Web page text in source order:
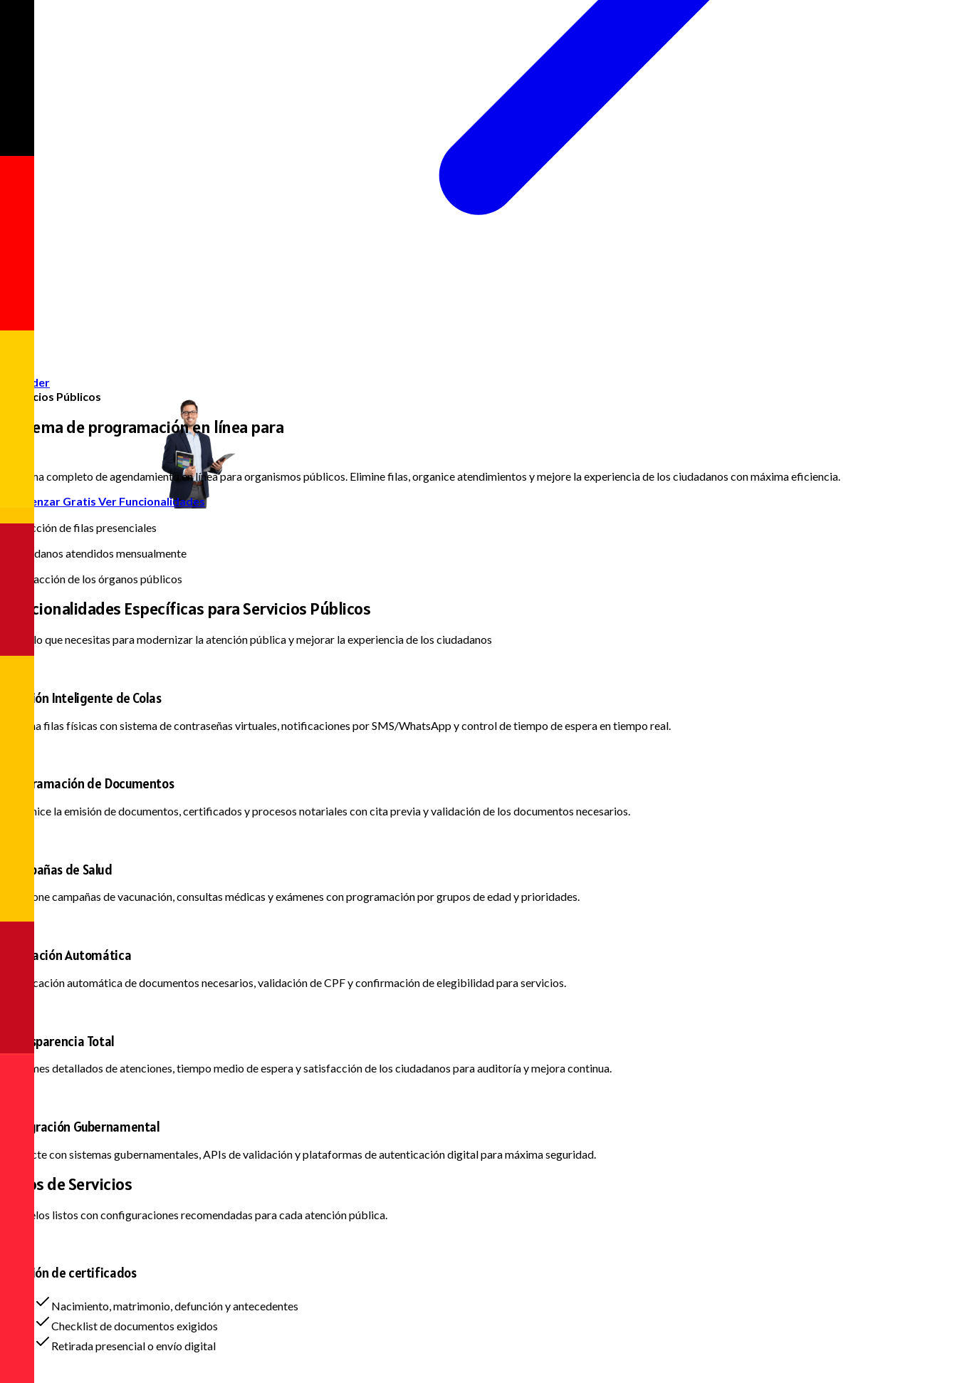
Acceder
Servicios Públicos
Sistema de programación en línea para
Sistema completo de agendamiento en línea para organismos públicos. Elimine filas, organice atendimientos y mejore la experiencia de los ciudadanos con máxima eficiencia.
Comenzar Gratis Ver Funcionalidades
Reducción de filas presenciales
Ciudadanos atendidos mensualmente
Satisfacción de los órganos públicos
Funcionalidades Específicas para Servicios Públicos
Todo lo que necesitas para modernizar la atención pública y mejorar la experiencia de los ciudadanos
Gestión Inteligente de Colas
Elimina filas físicas con sistema de contraseñas virtuales, notificaciones por SMS/WhatsApp y control de tiempo de espera en tiempo real.
Programación de Documentos
Organice la emisión de documentos, certificados y procesos notariales con cita previa y validación de los documentos necesarios.
Campañas de Salud
Gestione campañas de vacunación, consultas médicas y exámenes con programación por grupos de edad y prioridades.
Validación Automática
Verificación automática de documentos necesarios, validación de CPF y confirmación de elegibilidad para servicios.
Transparencia Total
Informes detallados de atenciones, tiempo medio de espera y satisfacción de los ciudadanos para auditoría y mejora continua.
Integración Gubernamental
Conecte con sistemas gubernamentales, APIs de validación y plataformas de autenticación digital para máxima seguridad.
Tipos deServicios
Modelos listos con configuraciones recomendadas para cada atención pública.
Emisión de certificados
Nacimiento, matrimonio, defunción y antecedentes
Checklist de documentos exigidos
Retirada presencial o envío digital